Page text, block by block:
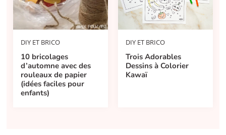
DIY ET BRICO
10 bricolages
d’automne avec des
rouleaux de papier
(idées faciles pour
enfants)
DIY ET BRICO
Trois Adorables
Dessins à Colorier
Kawaï